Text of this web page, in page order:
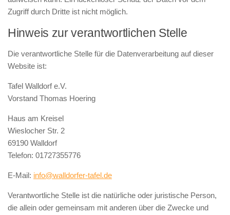
Zugriff durch Dritte ist nicht möglich.
Hinweis zur verantwortlichen Stelle
Die verantwortliche Stelle für die Datenverarbeitung auf dieser
Website ist:
Tafel Walldorf e.V.
Vorstand Thomas Hoering
Haus am Kreisel
Wieslocher Str. 2
69190 Walldorf
Telefon: 01727355776
E-Mail: info@walldorfer-tafel.de
Verantwortliche Stelle ist die natürliche oder juristische Person,
die allein oder gemeinsam mit anderen über die Zwecke und